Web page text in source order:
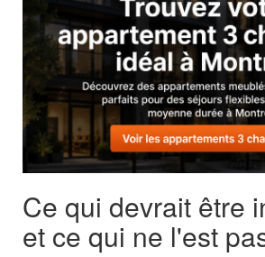
Ce qui devrait être
et ce qui ne l'est